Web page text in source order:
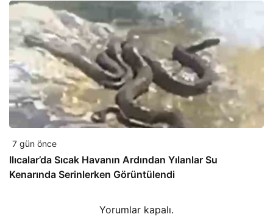
7 gün önce
Ilıcalar’da Sıcak Havanın Ardından Yılanlar Su
Kenarında Serinlerken Görüntülendi
Yorumlar kapalı.